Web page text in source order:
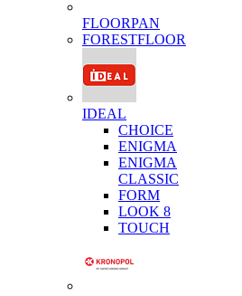
FLOORPAN
FORESTFLOOR
IDEAL
CHOICE
ENIGMA
ENIGMA
CLASSIC
FORM
LOOK 8
TOUCH